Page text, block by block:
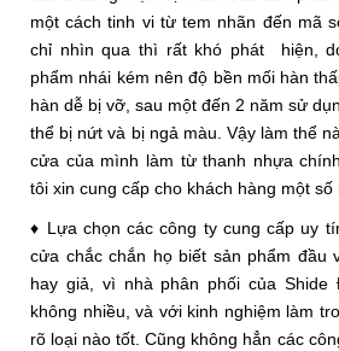
một cách tinh vi từ tem nhãn đến mã
chỉ nhìn qua thì rất khó phát hiện,
phẩm nhái kém nên độ bền mối hàn
hàn dễ bị vỡ, sau một đến 2 năm sử
thể bị nứt và bị ngả màu. Vậy làm thể
cửa của mình làm từ thanh nhựa
tôi xin cung cấp cho khách hàng một
♦ Lựa chọn các công ty cung cấp uy
cửa chắc chắn họ biết sản phẩm đầu
hay giả, vì nhà phân phối của Shide
không nhiều, và với kinh nghiệm làm
rõ loại nào tốt. Cũng không hẳn các